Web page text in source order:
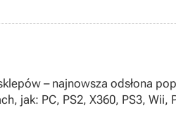
– najnowsza odsłona
jak: PC, PS2, X360, PS3, Wii,